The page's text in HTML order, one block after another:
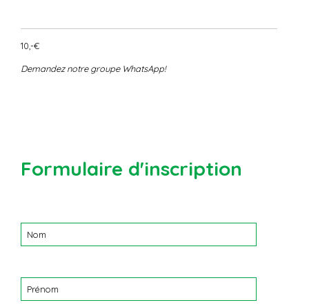
10,-€
Demandez notre groupe WhatsApp!
Formulaire d'inscription